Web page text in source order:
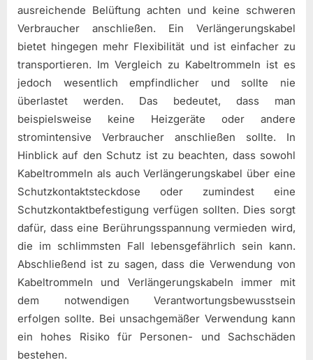
ausreichende Belüftung achten und keine schweren
Verbraucher anschließen. Ein Verlängerungskabel
bietet hingegen mehr Flexibilität und ist einfacher zu
transportieren. Im Vergleich zu Kabeltrommeln ist es
jedoch wesentlich empfindlicher und sollte nie
überlastet werden. Das bedeutet, dass man
beispielsweise keine Heizgeräte oder andere
stromintensive Verbraucher anschließen sollte. In
Hinblick auf den Schutz ist zu beachten, dass sowohl
Kabeltrommeln als auch Verlängerungskabel über eine
Schutzkontaktsteckdose oder zumindest eine
Schutzkontaktbefestigung verfügen sollten. Dies sorgt
dafür, dass eine Berührungsspannung vermieden wird,
die im schlimmsten Fall lebensgefährlich sein kann.
Abschließend ist zu sagen, dass die Verwendung von
Kabeltrommeln und Verlängerungskabeln immer mit
dem notwendigen Verantwortungsbewusstsein
erfolgen sollte. Bei unsachgemäßer Verwendung kann
ein hohes Risiko für Personen- und Sachschäden
bestehen.